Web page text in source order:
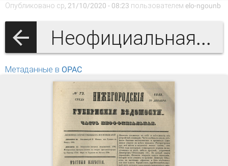
Опубликовано ср, 21/10/2020 - 08:23 пользователем elo-ngounb
Неофициальная часть
Метаданные в OPAC